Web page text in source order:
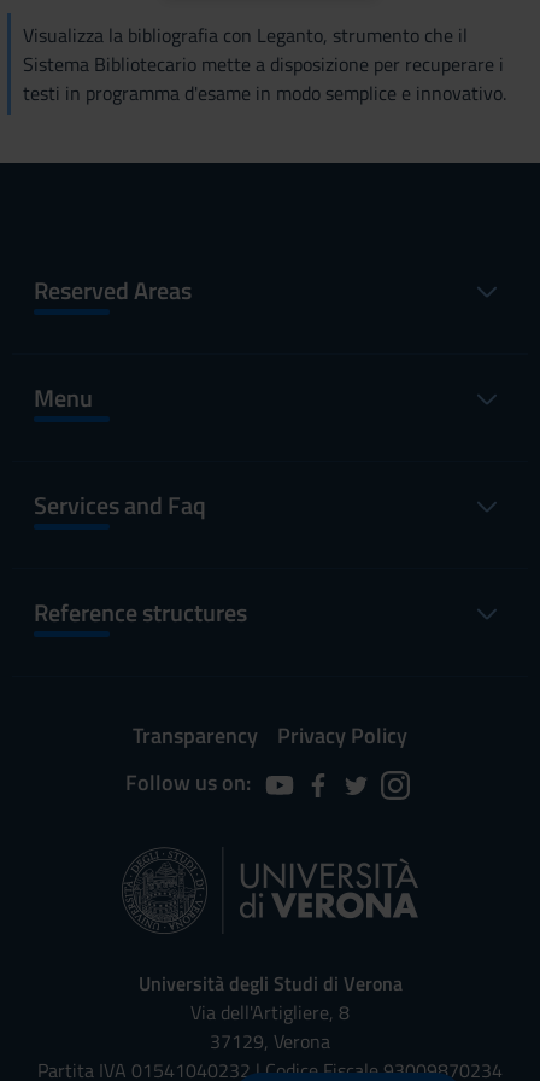
Visualizza la bibliografia con Leganto, strumento che il
Sistema Bibliotecario mette a disposizione per recuperare i
testi in programma d'esame in modo semplice e innovativo.
Reserved Areas
Menu
Services and Faq
Reference structures
Transparency
Privacy Policy
Follow us on:
Università degli Studi di Verona
Via dell'Artigliere, 8
37129, Verona
Partita IVA 01541040232 | Codice Fiscale 93009870234